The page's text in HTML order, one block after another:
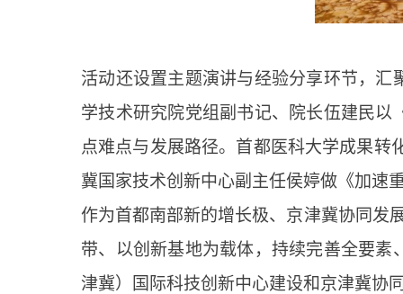
活动还设置主题演讲与经验分享环节，
学技术研究院党组副书记、院长伍建民
点难点与发展路径。首都医科大学成果
冀国家技术创新中心副主任侯婷做《加速
作为首都南部新的增长极、京津冀协同发
带、以创新基地为载体，持续完善全要
津冀）国际科技创新中心建设和京津冀协